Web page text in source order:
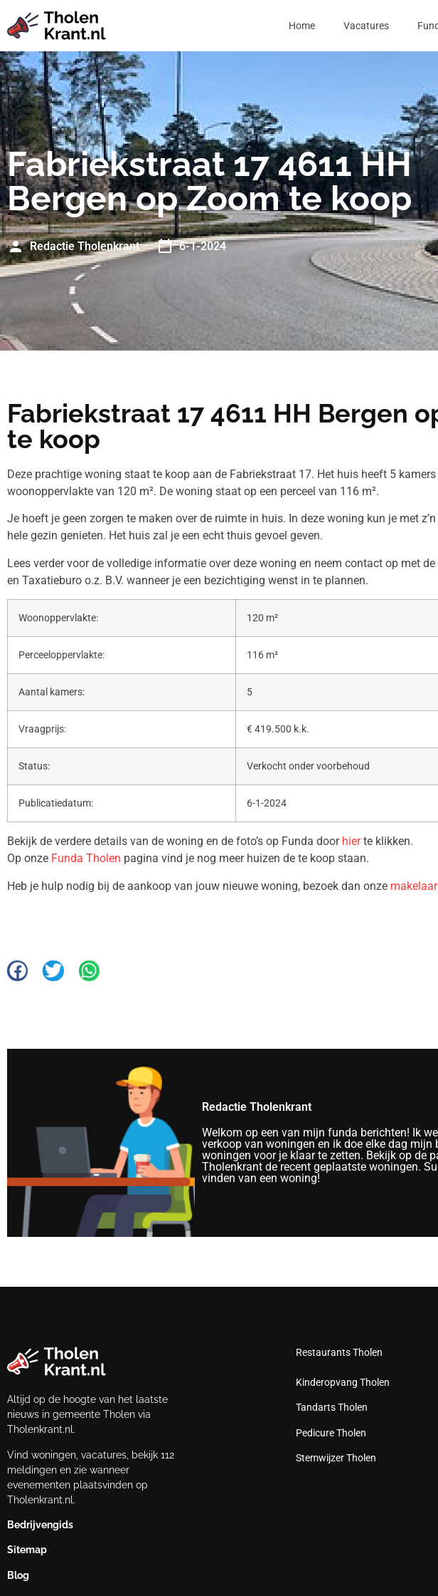
Home Vacatures
Fabriekstraat 17 4611 HH
Bergen op Zoom te koop
Redactie Tholenkrant 6-1-2024
Fabriekstraat 17 4611 HH Bergen
te koop
Deze prachtige woning staat te koop aan de Fabriekstraat 17. Het huis heeft 5 kamers
woonoppervlakte van 120 m². De woning staat op een perceel van 116 m².
Je hoeft je geen zorgen te maken over de ruimte in huis. In deze woning kun je met
hele gezin genieten. Het huis zal je een echt thuis gevoel geven.
Lees verder voor de volledige informatie over deze woning en neem contact op met
en Taxatieburo o.z. B.V. wanneer je een bezichtiging wenst in te plannen.
Woonoppervlakte: 120 m²
Perceeloppervlakte: 116 m²
Aantal kamers: 5
Vraagprijs: € 419.500 k.k.
Status: Verkocht onder voorbehoud
Publicatiedatum: 6-1-2024
Bekijk de verdere details van de woning en de foto’s op Funda door hierte klikken.
Op onze Funda Tholen pagina vind je nog meer huizen de te koop staan.
Heb je hulp nodig bij de aankoop van jouw nieuwe woning, bezoek dan onze
Redactie Tholenkrant
Welkom op een van mijn funda berichten! Ik
verkoop van woningen en ik doe elke dag mijn
woningen voor je klaar te zetten. Bekijk op de
Tholenkrant de recent geplaatste woningen.
vinden van een woning!
Altijd op de hoogte van het laatste
nieuws in gemeente Tholen via
Tholenkrant.nl.
Vind woningen, vacatures, bekijk 112
meldingen en zie wanneer
evenementen plaatsvinden op
Tholenkrant.nl.
Bedrijvengids
Sitemap
Blog
Restaurants Tholen
Kinderopvang Tholen
Tandarts Tholen
Pedicure Tholen
Stemwijzer Tholen